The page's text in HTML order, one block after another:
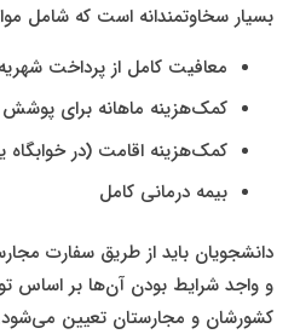
بسیار سخاوتمندانه است که شامل
معافیت کامل از پرداخت شهریه
کمک‌هزینه ماهانه برای
کمک‌هزینه اقامت (در خوابگاه
بیمه درمانی کامل
دانشجویان باید از طریق سفارت
و واجد شرایط بودن آن‌ها بر اساس
کشورشان و مجارستان تعیین می‌شود.